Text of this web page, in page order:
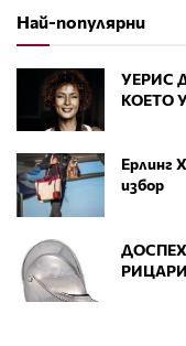
Най-популярни
УЕРИС
КОЕТО
Ерлинг
избор